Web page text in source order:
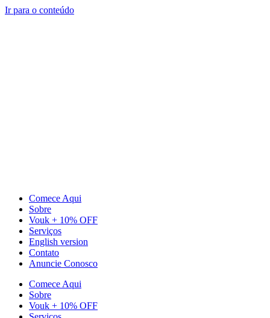
Ir para o conteúdo
Comece Aqui
Sobre
Vouk + 10% OFF
Serviços
English version
Contato
Anuncie Conosco
Comece Aqui
Sobre
Vouk + 10% OFF